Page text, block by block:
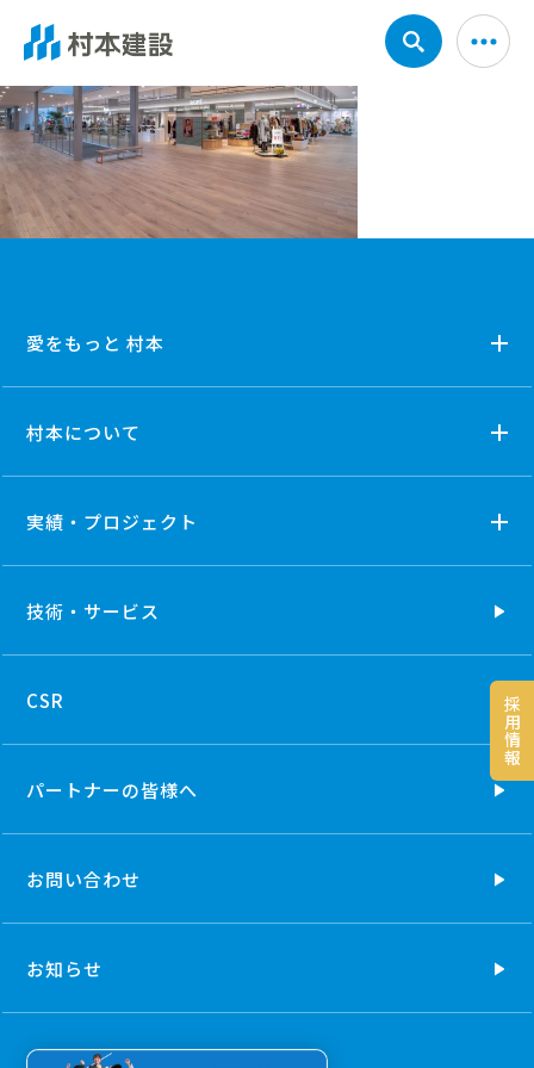
採
用
情
報
愛をもっと 村本
村本について
実績・プロジェクト
技術・ サービス
CSR
パートナーの皆様へ
お問い合わせ
お知らせ